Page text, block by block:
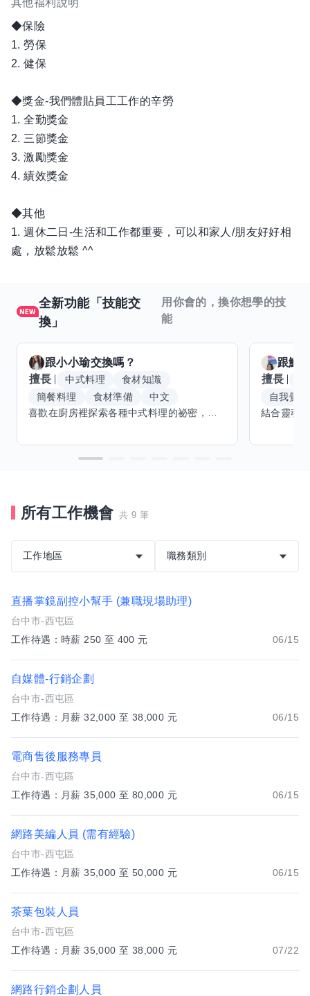
光發熱，
歡迎加入我們的行列！一起讓更多人愛上茶的美好生活。
當然本公司也相當重視及感謝所有同仁的付出。
誠摯 歡迎您加入我們的行列
◆保險
1. 勞保
2. 健保
◆獎金-我們體貼員工工作的辛勞
1. 全勤獎金
2. 三節獎金
3. 激勵獎金
4. 績效獎金
◆其他
1. 週休二日-生活和工作都重要，可以和家人/朋友好好相
處，放鬆放鬆 ^^
全新功能「技能交
換」
用你會的，換你想學的技
能
跟小小瑜交換嗎？
擅長
中式料理
食材知識
簡餐料理
食材準備
中文
跟魟
擅長
自我覺察
所有工作機會 共 9 筆
工作地區 職務類別
直播掌鏡副控小幫手 (兼職現場助理)
台中市-西屯區
工作待遇：時薪 250 至 400 元
06/15
自媒體-行銷企劃
台中市-西屯區
工作待遇：月薪 32,000 至 38,000 元
06/15
電商售後服務專員
台中市-西屯區
工作待遇：月薪 35,000 至 80,000 元
06/15
網路美編人員 (需有經驗)
台中市-西屯區
工作待遇：月薪 35,000 至 50,000 元
06/15
茶葉包裝人員
台中市-西屯區
工作待遇：月薪 35,000 至 38,000 元
07/22
網路行銷企劃人員